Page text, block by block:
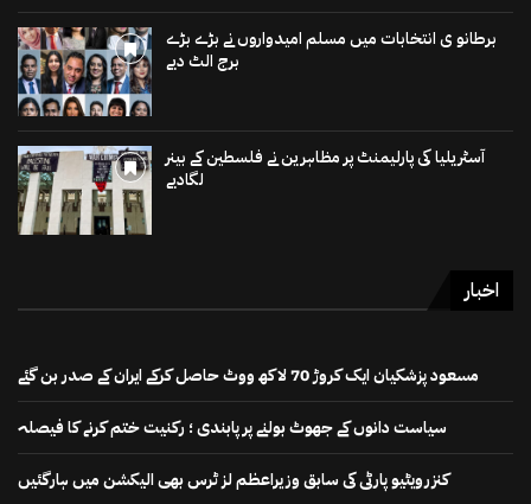
برطانو ی انتخابات میں مسلم امیدواروں نے بڑے بڑے
برج الٹ دیے
آسٹریلیا کی پارلیمنٹ پر مظاہرین نے فلسطین کے بینر
لگادیے
اخبار
مسعود پزشکیان ایک کروڑ 70 لاکھ ووٹ حاصل کرکے ایران کے صدر بن گئے
سیاست دانوں کے جھوٹ بولنے پر پابندی ؛ رکنیت ختم کرنے کا فیصلہ
کنزرویٹیو پارٹی کی سابق وزیراعظم لز ٹرس بھی الیکشن میں ہارگئیں